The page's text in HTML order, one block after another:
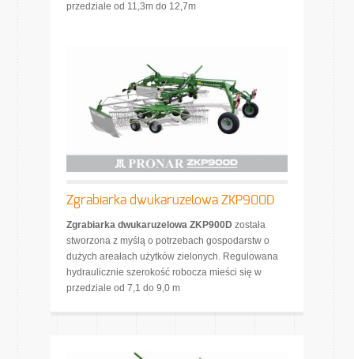
przedziale od 11,3m do 12,7m
Zgrabiarka dwukaruzelowa ZKP900D
Zgrabiarka dwukaruzelowa ZKP900D została
stworzona z myślą o potrzebach gospodarstw o
dużych areałach użytków zielonych. Regulowana
hydraulicznie szerokość robocza mieści się w
przedziale od 7,1 do 9,0 m